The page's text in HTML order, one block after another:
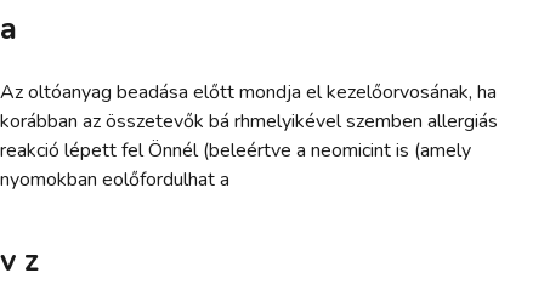
a
Az oltóanyag beadása előtt mondja el kezelőorvosának, ha
korábban az összetevők bá rhmelyikével szemben allergiás
reakció lépett fel Önnél (beleértve a neomicint is (amely
nyomokban eolőfordulhat a
v z